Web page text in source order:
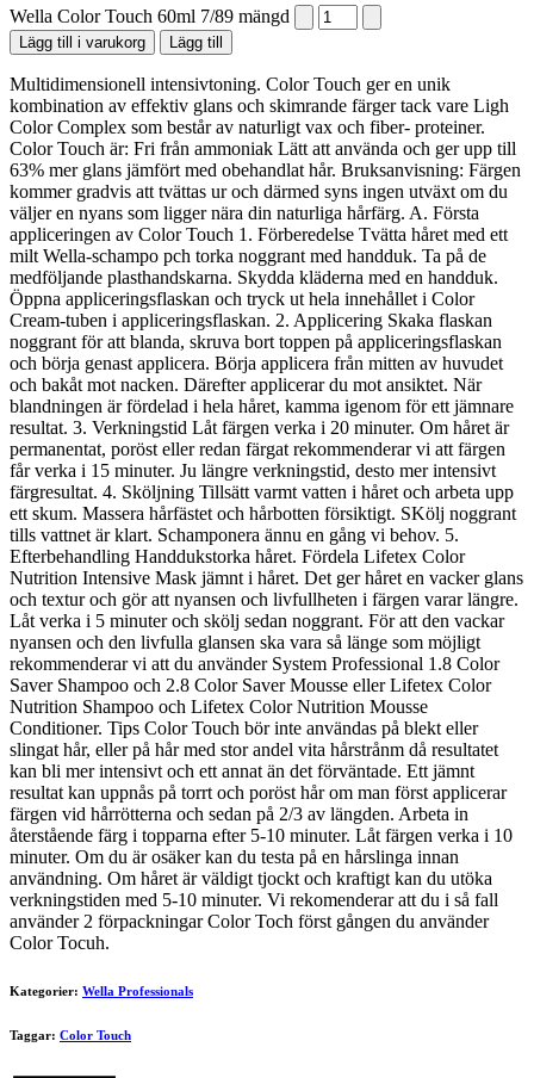
Wella Color Touch 60ml 7/89 mängd
Lägg till i varukorg Lägg till
Multidimensionell intensivtoning. Color Touch ger en unik
kombination av effektiv glans och skimrande färger tack vare Ligh
Color Complex som består av naturligt vax och fiber- proteiner.
Color Touch är: Fri från ammoniak Lätt att använda och ger upp till
63% mer glans jämfört med obehandlat hår. Bruksanvisning: Färgen
kommer gradvis att tvättas ur och därmed syns ingen utväxt om du
väljer en nyans som ligger nära din naturliga hårfärg. A. Första
appliceringen av Color Touch 1. Förberedelse Tvätta håret med ett
milt Wella-schampo pch torka noggrant med handduk. Ta på de
medföljande plasthandskarna. Skydda kläderna med en handduk.
Öppna appliceringsflaskan och tryck ut hela innehållet i Color
Cream-tuben i appliceringsflaskan. 2. Applicering Skaka flaskan
noggrant för att blanda, skruva bort toppen på appliceringsflaskan
och börja genast applicera. Börja applicera från mitten av huvudet
och bakåt mot nacken. Därefter applicerar du mot ansiktet. När
blandningen är fördelad i hela håret, kamma igenom för ett jämnare
resultat. 3. Verkningstid Låt färgen verka i 20 minuter. Om håret är
permanentat, poröst eller redan färgat rekommenderar vi att färgen
får verka i 15 minuter. Ju längre verkningstid, desto mer intensivt
färgresultat. 4. Sköljning Tillsätt varmt vatten i håret och arbeta upp
ett skum. Massera hårfästet och hårbotten försiktigt. SKölj noggrant
tills vattnet är klart. Schamponera ännu en gång vi behov. 5.
Efterbehandling Handdukstorka håret. Fördela Lifetex Color
Nutrition Intensive Mask jämnt i håret. Det ger håret en vacker glans
och textur och gör att nyansen och livfullheten i färgen varar längre.
Låt verka i 5 minuter och skölj sedan noggrant. För att den vackar
nyansen och den livfulla glansen ska vara så länge som möjligt
rekommenderar vi att du använder System Professional 1.8 Color
Saver Shampoo och 2.8 Color Saver Mousse eller Lifetex Color
Nutrition Shampoo och Lifetex Color Nutrition Mousse
Conditioner. Tips Color Touch bör inte användas på blekt eller
slingat hår, eller på hår med stor andel vita hårstrånm då resultatet
kan bli mer intensivt och ett annat än det förväntade. Ett jämnt
resultat kan uppnås på torrt och poröst hår om man först applicerar
färgen vid hårrötterna och sedan på 2/3 av längden. Arbeta in
återstående färg i topparna efter 5-10 minuter. Låt färgen verka i 10
minuter. Om du är osäker kan du testa på en hårslinga innan
användning. Om håret är väldigt tjockt och kraftigt kan du utöka
verkningstiden med 5-10 minuter. Vi rekomenderar att du i så fall
använder 2 förpackningar Color Toch först gången du använder
Color Tocuh.
Kategorier: Wella Professionals
Taggar: Color Touch